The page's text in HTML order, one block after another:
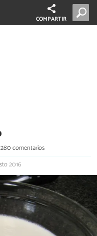
COMPARTIR
280 comentarios
2016